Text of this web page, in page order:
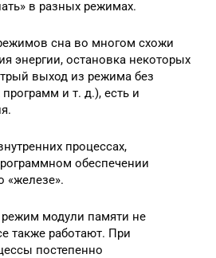
в разных режимах.
сна во многом схожи
энергии, остановка некоторых
выход из режима без
и т. д.), есть и
процессах,
обеспечении
«железе».
режим модули памяти не
также работают. При
постепенно